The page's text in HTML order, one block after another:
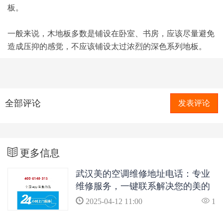
板。
一般来说，木地板多数是铺设在卧室、书房，应该尽量避免
造成压抑的感觉，不应该铺设太过浓烈的深色系列地板。
全部评论 发表评论
更多信息
武汉美的空调维修地址电话：专业
维修服务，一键联系解决您的美的
空调问题
2025-04-12 11:00 1